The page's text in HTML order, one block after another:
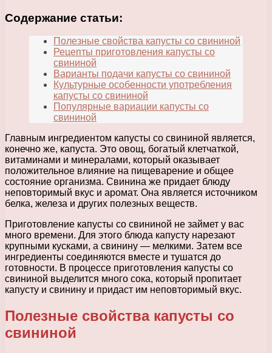
Содержание статьи:
Полезные свойства капусты со свининой
Рецепты приготовления капусты со
свининой
Варианты подачи капусты со свининой
Культурные особенности употребления
капусты со свининой
Популярные вариации капусты со
свининой
Главным ингредиентом капусты со свининой является,
конечно же, капуста. Это овощ, богатый клетчаткой,
витаминами и минералами, который оказывает
положительное влияние на пищеварение и общее
состояние организма. Свинина же придает блюду
неповторимый вкус и аромат. Она является источником
белка, железа и других полезных веществ.
Приготовление капусты со свининой не займет у вас
много времени. Для этого блюда капусту нарезают
крупными кусками, а свинину — мелкими. Затем все
ингредиенты соединяются вместе и тушатся до
готовности. В процессе приготовления капусты со
свининой выделится много сока, который пропитает
капусту и свинину и придаст им неповторимый вкус.
Полезные свойства капусты со
свининой